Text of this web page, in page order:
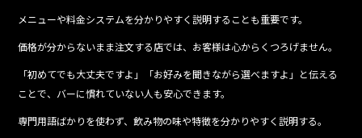
メニューや料金システムを分かりやすく説明することも重要です。
価格が分からないまま注文する店では、お客様は心からくつろげません。
「初めてでも大丈夫ですよ」「お好みを聞きながら選べますよ」と伝える
ことで、バーに慣れていない人も安心できます。
専門用語ばかりを使わず、飲み物の味や特徴を分かりやすく説明する。